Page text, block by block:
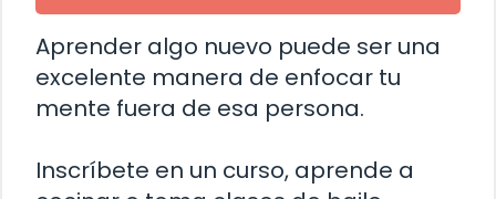
Aprender algo nuevo puede ser una
excelente manera de enfocar tu
mente fuera de esa persona.
Inscríbete en un curso, aprende a